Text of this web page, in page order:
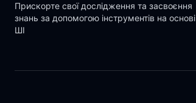
Прискорте свої дослідження та засвоєння
знань за допомогою інструментів на основі
ШІ